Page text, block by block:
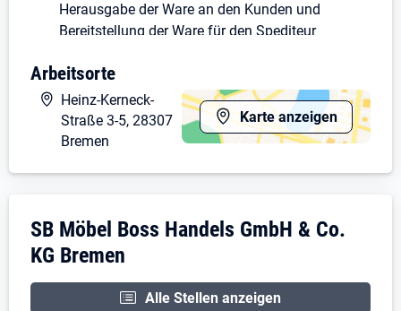
Herausgabe der Ware an den Kunden und
Bereitstellung der Ware für den Spediteur
Mängel
Warenein- und umlagerung, Kommissionierung
Auf- und Abbau von Möbeln im
Ausstellungsraum
Personaleinsatzplanung für das Serviceteam
Lager
Wir bieten:
Arbeitsorte
Karte anzeigen
Heinz-Kerneck-
Straße 3-5, 28307
Bremen
Unternehmensdarstellung: SB Möbel Boss
SB Möbel Boss Handels GmbH & Co.
KG Bremen
Alle Stellen anzeigen